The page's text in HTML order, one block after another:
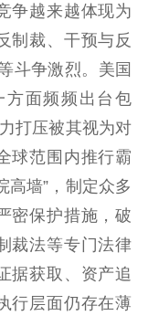
争越来越体现为
制裁、干预与反
斗争激烈。美国
方面频频出台包
打压被其视为对
球范围内推行霸
高墙”，制定众多
密保护措施，破
裁法等专门法律
据获取、资产追
行层面仍存在薄